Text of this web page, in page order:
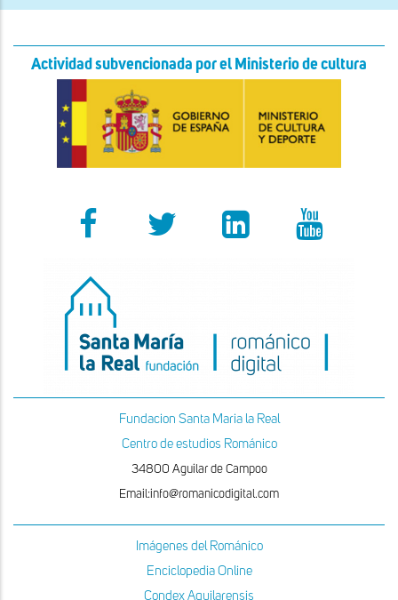
Actividad subvencionada por el Ministerio de cultura
Fundacion Santa Maria la Real
Centro de estudios Románico
34800 Aguilar de Campoo
Email:info@romanicodigital.com
Imágenes del Románico
Enciclopedia Online
Condex Aquilarensis